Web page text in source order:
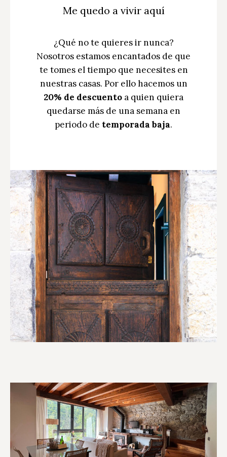
Me quedo a vivir aquí
¿Qué no te quieres ir nunca?
Nosotros estamos encantados de que
te tomes el tiempo que necesites en
nuestras casas. Por ello hacemos un
20% de descuento a quien quiera
quedarse más de una semana en
periodo de temporada baja.